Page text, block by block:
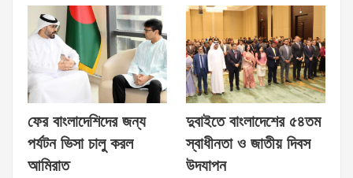
ফের বাংলাদেশিদের জন্য
পর্যটন ভিসা চালু করল
আমিরাত
দুবাইতে বাংলাদেশের ৫৪তম
স্বাধীনতা ও জাতীয় দিবস
উদযাপন